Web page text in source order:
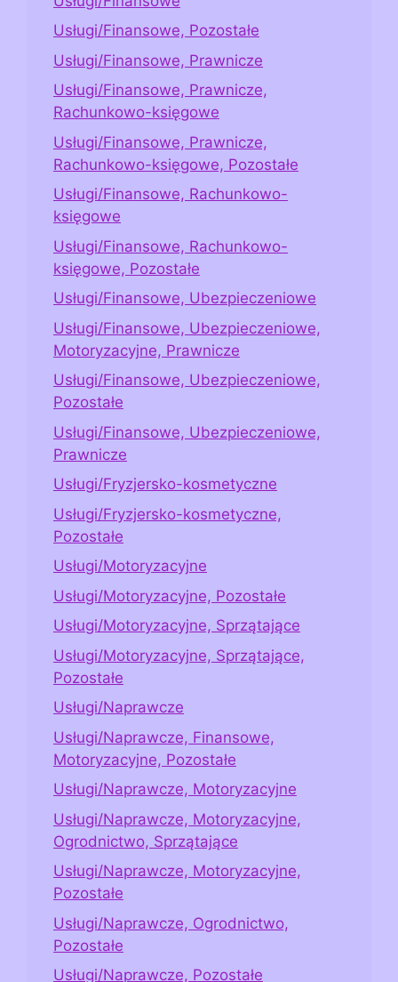
Usługi/Finansowe, Pozostałe
Usługi/Finansowe, Prawnicze
Usługi/Finansowe, Prawnicze,
Rachunkowo-księgowe
Usługi/Finansowe, Prawnicze,
Rachunkowo-księgowe, Pozostałe
Usługi/Finansowe, Rachunkowo-
księgowe
Usługi/Finansowe, Rachunkowo-
księgowe, Pozostałe
Usługi/Finansowe, Ubezpieczeniowe
Usługi/Finansowe, Ubezpieczeniowe,
Motoryzacyjne, Prawnicze
Usługi/Finansowe, Ubezpieczeniowe,
Pozostałe
Usługi/Finansowe, Ubezpieczeniowe,
Prawnicze
Usługi/Fryzjersko-kosmetyczne
Usługi/Fryzjersko-kosmetyczne,
Pozostałe
Usługi/Motoryzacyjne
Usługi/Motoryzacyjne, Pozostałe
Usługi/Motoryzacyjne, Sprzątające
Usługi/Motoryzacyjne, Sprzątające,
Pozostałe
Usługi/Naprawcze
Usługi/Naprawcze, Finansowe,
Motoryzacyjne, Pozostałe
Usługi/Naprawcze, Motoryzacyjne
Usługi/Naprawcze, Motoryzacyjne,
Ogrodnictwo, Sprzątające
Usługi/Naprawcze, Motoryzacyjne,
Pozostałe
Usługi/Naprawcze, Ogrodnictwo,
Pozostałe
Usługi/Naprawcze, Pozostałe